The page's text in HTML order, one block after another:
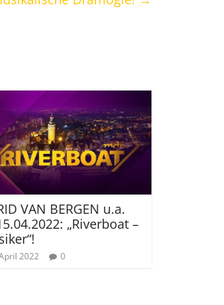
VAN BERGEN u.a.
„Riverboat –
2022 0